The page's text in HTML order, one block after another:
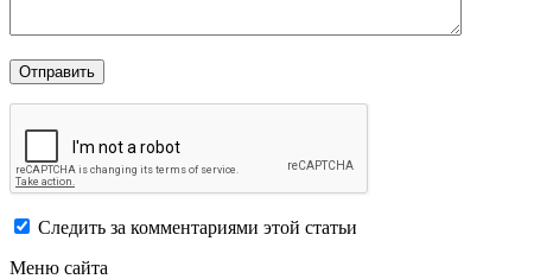
Следить за комментариями этой статьи
Меню сайта